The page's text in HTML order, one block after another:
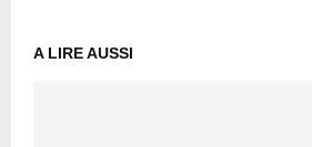
A LIRE AUSSI